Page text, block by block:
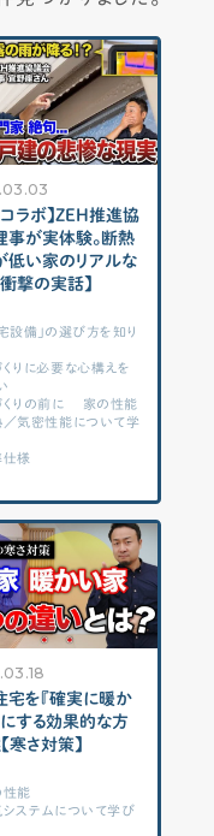
コラボ】ZEH推進協
事が実体験。断熱
低い家のリアルな
撃の実話】
設備」の選び方を知り
くりに必要な心構えを
りの前に
家の性能
／気密性能について学
仕様
宅を『確実に暖か
にする効果的な方
寒さ対策】
性能
システムについて学び